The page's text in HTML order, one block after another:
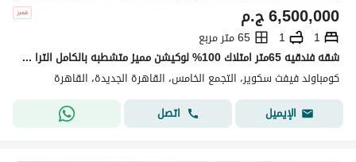
ج.م6,500,000
1
1
65 متر مربع
شقه فندقيه 65متر امتلاك 100% لوكيشن مميز متشطبه بالكامل الترا سوبر لوكس جاهزه للاستلام المراسم ليك ريزيدنس القاهره الجديده Marasem Lake Residence
كومباوند فيفث سكوير، التجمع الخامس، القاهرة الجديدة، القاهرة
الإيميل
اتصل